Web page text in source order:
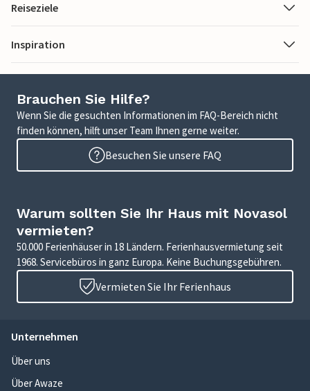
Reiseziele
Inspiration
Brauchen Sie Hilfe?
Wenn Sie die gesuchten Informationen im FAQ-Bereich nicht
finden können, hilft unser Team Ihnen gerne weiter.
Besuchen Sie unsere FAQ
Warum sollten Sie Ihr Haus mit Novasol
vermieten?
50.000 Ferienhäuser in 18 Ländern. Ferienhausvermietung seit
1968. Servicebüros in ganz Europa. Keine Buchungsgebühren.
Vermieten Sie Ihr Ferienhaus
Unternehmen
Über uns
Über Awaze